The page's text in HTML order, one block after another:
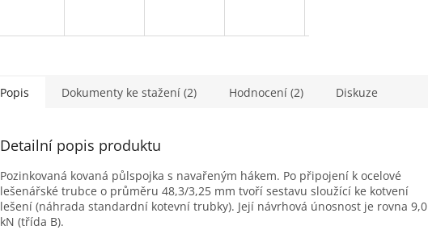
Popis Dokumenty ke stažení (2) Hodnocení (2) Diskuze
Detailní popis produktu
Pozinkovaná kovaná půlspojka s navařeným hákem. Po připojení k ocelové
lešenářské trubce o průměru 48,3/3,25 mm tvoří sestavu sloužící ke kotvení
lešení (náhrada standardní kotevní trubky). Její návrhová únosnost je rovna 9,0
kN (třída B).